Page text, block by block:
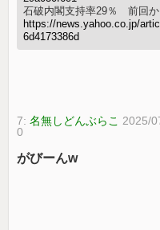
石破内閣支持率29％ 前回
https://news.yahoo.co.jp/
6d4173386d
7:名無しどんぶらこ 2025/
0
がびーんw